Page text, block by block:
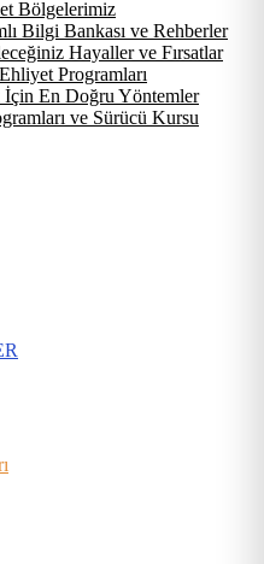
Bölgelerimiz
Bilgi Bankası ve Rehberler
Hayaller ve Fırsatlar
Programları
En Doğru Yöntemler
ve Sürücü Kursu